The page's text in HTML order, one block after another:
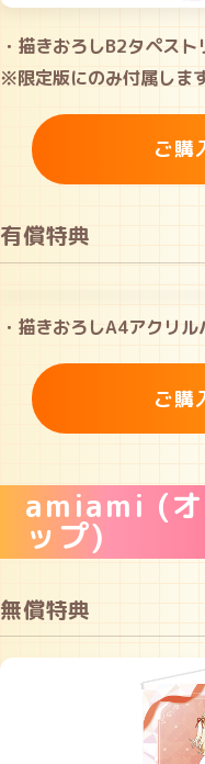
・描きおろしB2タペスト
※限定版にのみ付属しま
ご購
有償特典
・描きおろしA4アクリル
ご購
amiami (オ
ップ)
無償特典